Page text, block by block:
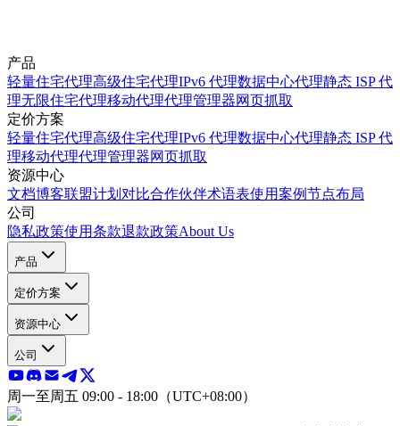
产品
轻量住宅代理高级住宅代理IPv6 代理数据中心代理静态 ISP 代
理无限住宅代理移动代理代理管理器网页抓取
定价方案
轻量住宅代理高级住宅代理IPv6 代理数据中心代理静态 ISP 代
理移动代理代理管理器网页抓取
资源中心
文档博客联盟计划 对比合作伙伴术语表使用案例节点布局
公司
隐私政策使用条款退款政策About Us
产品
定价方案
资源中心
公司
周一至周五 09:00 - 18:00（UTC+08:00）